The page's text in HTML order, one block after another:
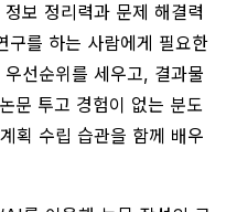
보 정리력과 문제 해결력
구를 하는 사람에게 필요한
선순위를 세우고, 결과물
문 투고 경험이 없는 분도
획 수립 습관을 함께 배우